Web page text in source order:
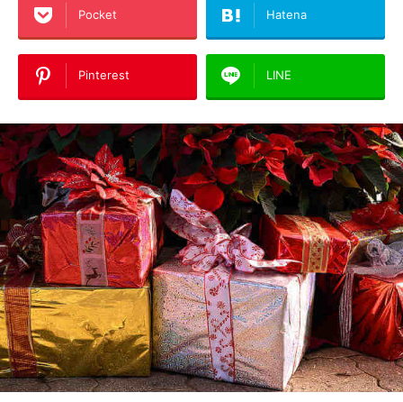
Pocket Hatena
Pinterest LINE